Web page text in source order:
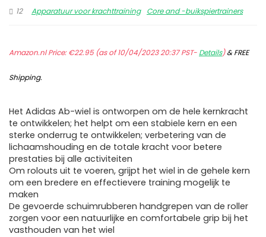
12
Apparatuur voor krachttraining Core and -buikspiertrainers
Amazon.nl Price:€22.95(as of 10/04/2023 20:37 PST- Details)&FREE
Shipping.
Het Adidas Ab-wiel is ontworpen om de hele kernkracht
te ontwikkelen; het helpt om een stabiele kern en een
sterke onderrug te ontwikkelen; verbetering van de
lichaamshouding en de totale kracht voor betere
prestaties bij alle activiteiten
Om rolouts uit te voeren, grijpt het wiel in de gehele kern
om een bredere en effectievere training mogelijk te
maken
De gevoerde schuimrubberen handgrepen van de roller
zorgen voor een natuurlijke en comfortabele grip bij het
vasthouden van het wiel